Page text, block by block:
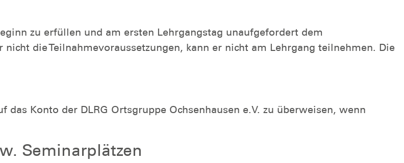
zu erfüllen und am ersten Lehrgangstag unaufgefordert dem
die Teilnahmevoraussetzungen, kann er nicht am Lehrgang teilnehmen. Die
das Konto der DLRG Ortsgruppe Ochsenhausen e.V. zu überweisen, wenn
Seminarplätzen